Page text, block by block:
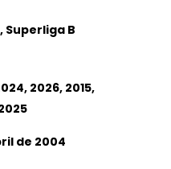
Superliga B
2026, 2015,
de 2004